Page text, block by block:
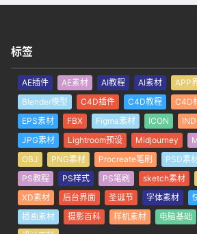
标签
AE插件 AE素材 AI教程 AI素材 APP
Blender模型
C4D插件 C4D教程 C4D
EPS素材
FBX Figma素材 ICON
JPG素材
Lightroom预设 Midjourney
OBJ
PNG素材 Procreate笔刷 PSD素
PS教程
PS样式 PS笔刷 sketch素材
XD素材
后台界面 圣诞节 字体素材
插画素材
摄影百科 样机素材 电脑基础